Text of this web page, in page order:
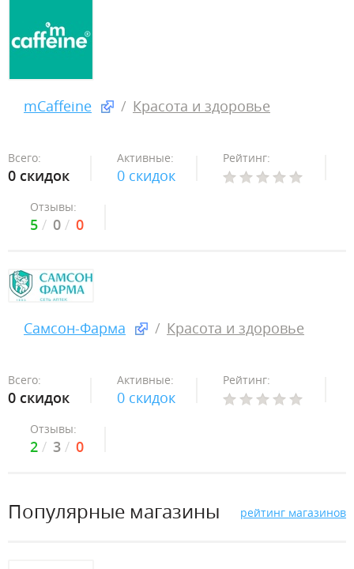
mCaffeine Красота и здоровье
Всего:
0 скидок
Активные:
0 скидок
Рейтинг:
Отзывы:
5 0 0
Самсон-Фарма Красота и здоровье
Всего:
0 скидок
Активные:
0 скидок
Рейтинг:
Отзывы:
2 3 0
Популярные магазины рейтинг магазинов